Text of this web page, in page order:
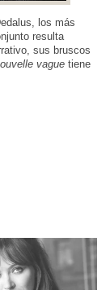
los más
resulta
sus bruscos
vague tiene